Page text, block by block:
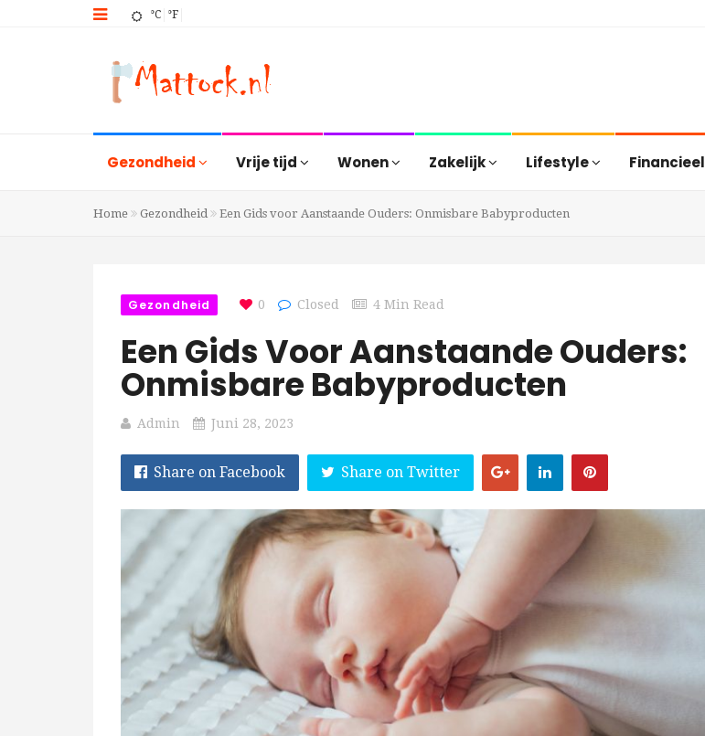
°C °F
Gezondheid Vrije tijd Wonen Zakelijk Lifestyle Financieel
Home Gezondheid Een Gids voor Aanstaande Ouders: Onmisbare Babyproducten
Gezondheid 0 Closed 4 Min Read
Een Gids Voor Aanstaande Ouders:
Onmisbare Babyproducten
Admin Juni 28, 2023
Share on Facebook Share on Twitter